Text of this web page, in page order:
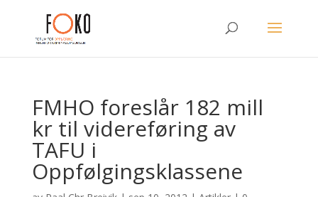
FMHO foreslår 182 mill
kr til videreføring av
TAFU i
Oppfølgingsklassene